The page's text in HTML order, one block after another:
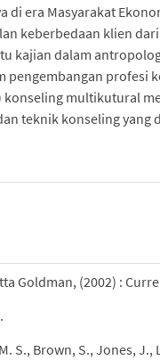
di era Masyarakat
keberbedaan klien
kajian dalam
pengembangan
multikutural
teknik konseling yang
Goldman, (2002) :
S., Brown, S., Jones,